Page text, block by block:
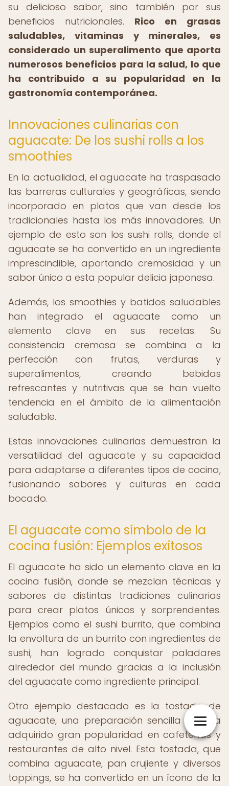
su delicioso sabor, sino también por sus
beneficios nutricionales. Rico en grasas
saludables, vitaminas y minerales, es
considerado un superalimento que aporta
numerosos beneficios para la salud, lo que
ha contribuido a su popularidad en la
gastronomía contemporánea.
Innovaciones culinarias con
aguacate: De los sushi rolls a los
smoothies
En la actualidad, el aguacate ha traspasado
las barreras culturales y geográficas, siendo
incorporado en platos que van desde los
tradicionales hasta los más innovadores. Un
ejemplo de esto son los sushi rolls, donde el
aguacate se ha convertido en un ingrediente
imprescindible, aportando cremosidad y un
sabor único a esta popular delicia japonesa.
Además, los smoothies y batidos saludables
han integrado el aguacate como un
elemento clave en sus recetas. Su
consistencia cremosa se combina a la
perfección con frutas, verduras y
superalimentos, creando bebidas
refrescantes y nutritivas que se han vuelto
tendencia en el ámbito de la alimentación
saludable.
Estas innovaciones culinarias demuestran la
versatilidad del aguacate y su capacidad
para adaptarse a diferentes tipos de cocina,
fusionando sabores y culturas en cada
bocado.
El aguacate como símbolo de la
cocina fusión: Ejemplos exitosos
El aguacate ha sido un elemento clave en la
cocina fusión, donde se mezclan técnicas y
sabores de distintas tradiciones culinarias
para crear platos únicos y sorprendentes.
Ejemplos como el sushi burrito, que combina
la envoltura de un burrito con ingredientes de
sushi, han logrado conquistar paladares
alrededor del mundo gracias a la inclusión
del aguacate como ingrediente principal.
Otro ejemplo destacado es la tostada de
aguacate, una preparación sencilla que ha
adquirido gran popularidad en cafeterías y
restaurantes de alto nivel. Esta tostada, que
combina aguacate, pan crujiente y diversos
toppings, se ha convertido en un ícono de la